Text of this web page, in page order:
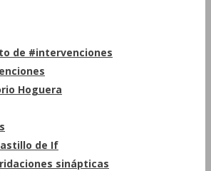
de #intervenciones
Hoguera
de If
sinápticas